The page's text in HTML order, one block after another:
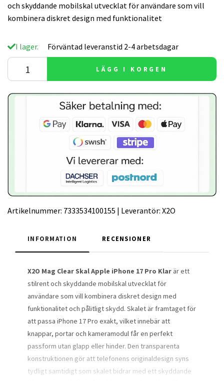
och skyddande mobilskal utvecklat för användare som vill
kombinera diskret design med funktionalitet
I lager. Förväntad leveranstid 2-4 arbetsdagar
LÄGG I KORGEN
Artikelnummer: 7333534100155 | Leverantör: X2O
INFORMATION RECENSIONER
X2O Mag Clear Skal Apple iPhone 17 Pro Klarär ett
stilrent och skyddande mobilskal utvecklat för
användare som vill kombinera diskret design med
funktionalitet och pålitligt skydd. Skalet är framtaget för
att passa iPhone 17 Pro exakt, vilket innebär att
knappar, portar och kameramodul får en perfekt
passform utan glapp eller hinder. Den transparenta
konstruktionen gör att telefonens originaldesign syns
tydligt samtidigt som skalet bidrar med ett skyddande